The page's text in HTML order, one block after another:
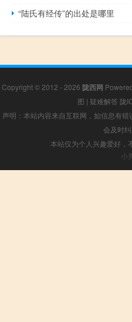
“陆氏有经传”的出处是哪里
Copyright © 2012 - 2026 陇西网
图 | 疑难解答 陇
声明：本站内容来自互联网，如信息有
会及时
本站仅为个人兴趣爱好，
小